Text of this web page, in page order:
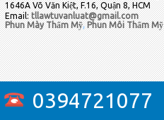
1646A Võ Văn Kiệt, F.16, Quận 8, HCM
Email: tllawtuvanluat@gmail.com
Phun Mày Thẩm Mỹ,Phun Môi Thẩm Mỹ
0394721077